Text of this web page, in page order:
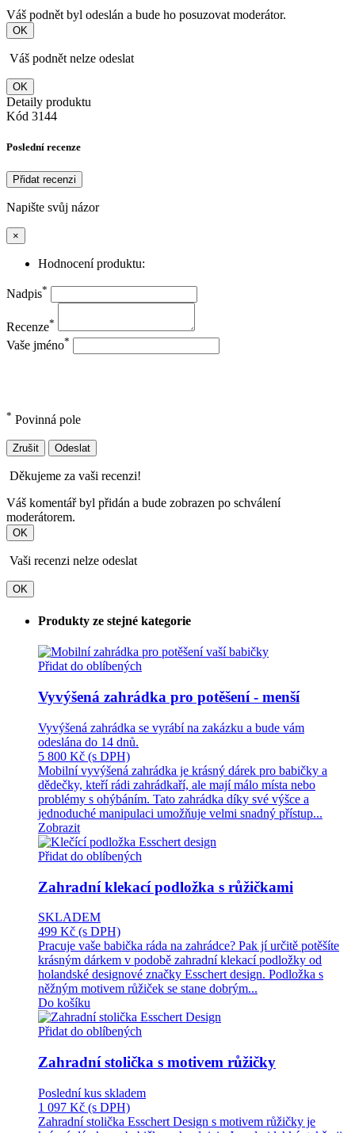
Váš podnět byl odeslán a bude ho posuzovat moderátor.
OK
Váš podnět nelze odeslat
OK
Detaily produktu
Kód 3144
Poslední recenze
Přidat recenzi
Napište svůj názor
×
Hodnocení produktu:
Nadpis*
Recenze*
Vaše jméno*
* Povinná pole
Zrušit Odeslat
Děkujeme za vaši recenzi!
Váš komentář byl přidán a bude zobrazen po schválení
moderátorem.
OK
Vaši recenzi nelze odeslat
OK
Produkty ze stejné kategorie
Přidat do oblíbených
Vyvýšená zahrádka pro potěšení - menší
Vyvýšená zahrádka se vyrábí na zakázku a bude vám
odeslána do 14 dnů.
5 800 Kč (s DPH)
Mobilní vyvýšená zahrádka je krásný dárek pro babičky a
dědečky, kteří rádi zahrádkaří, ale mají málo místa nebo
problémy s ohýbáním. Tato zahrádka díky své výšce a
jednoduché manipulaci umožňuje velmi snadný přístup...
Zobrazit
Přidat do oblíbených
Zahradní klekací podložka s růžičkami
SKLADEM
499 Kč (s DPH)
Pracuje vaše babička ráda na zahrádce? Pak jí určitě potěšíte
krásným dárkem v podobě zahradní klekací podložky od
holandské designové značky Esschert design. Podložka s
něžným motivem růžiček se stane dobrým...
Do košíku
Přidat do oblíbených
Zahradní stolička s motivem růžičky
Poslední kus skladem
1 097 Kč (s DPH)
Zahradní stolička Esschert Design s motivem růžičky je